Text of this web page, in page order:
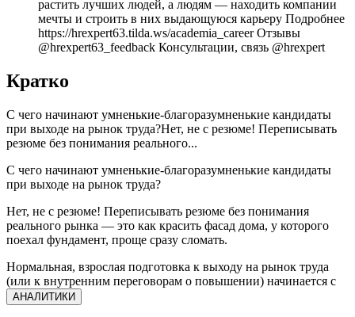
растить лучших людей, а людям — находить компании
мечты и строить в них выдающуюся карьеру Подробнее
https://hrexpert63.tilda.ws/academia_career Отзывы
@hrexpert63_feedback Консультации, связь @hrexpert
Кратко
С чего начинают умненькие-благоразумненькие кандидаты
при выходе на рынок труда?Нет, не с резюме! Переписывать
резюме без понимания реального...
С чего начинают умненькие-благоразумненькие кандидаты
при выходе на рынок труда?
Нет, не с резюме! Переписывать резюме без понимания
реального рынка — это как красить фасад дома, у которого
поехал фундамент, проще сразу сломать.
Нормальная, взрослая подготовка к выходу на рынок труда
(или к внутренним переговорам о повышении) начинается с
АНАЛИТИКИ